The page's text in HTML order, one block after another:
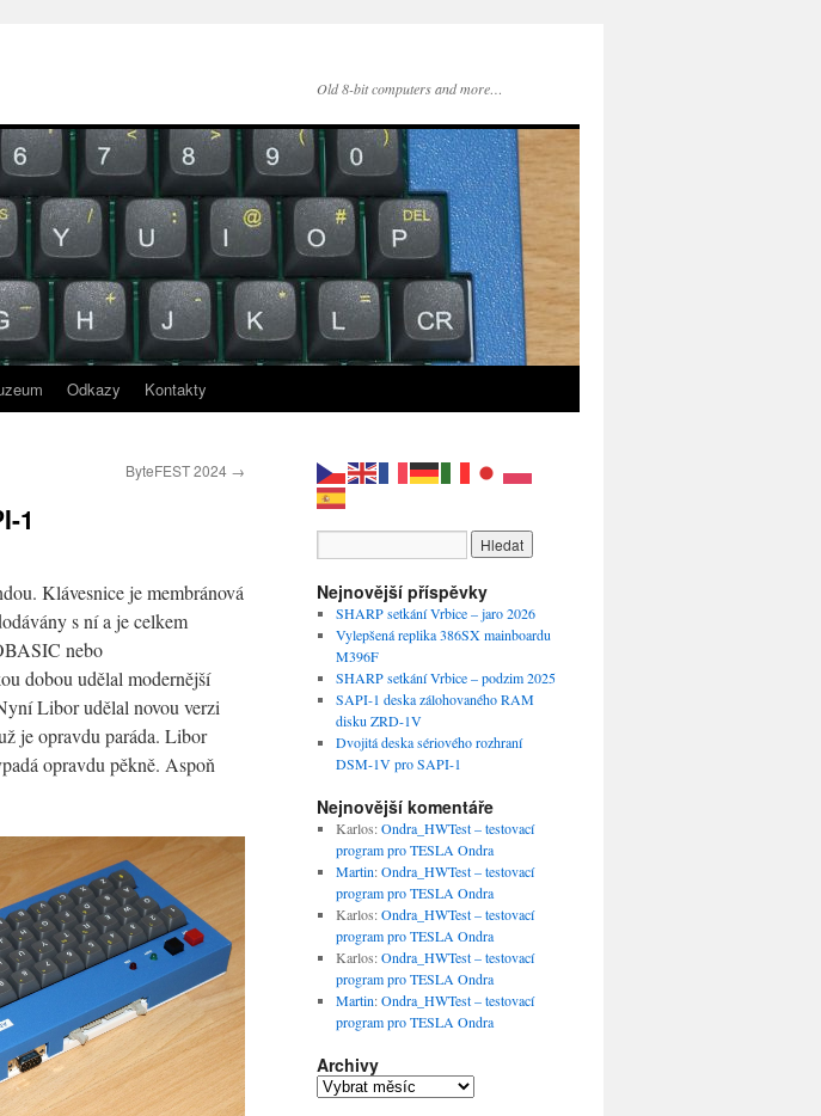
Old 8-bit computers and more…
Odkazy Kontakty
ByteFEST 2024 →
1
Klávesnice je membránová
s ní a je celkem
nebo
dobou udělal modernější
Libor udělal novou verzi
je opravdu paráda. Libor
opravdu pěkně. Aspoň
Nejnovější příspěvky
SHARP setkání Vrbice – jaro 2026
Vylepšená replika 386SX mainboardu
M396F
SHARP setkání Vrbice – podzim 2025
SAPI-1 deska zálohovaného RAM
disku ZRD-1V
Dvojitá deska sériového rozhraní
DSM-1V pro SAPI-1
Nejnovější komentáře
Karlos:Ondra_HWTest – testovací
program pro TESLA Ondra
Martin:Ondra_HWTest – testovací
program pro TESLA Ondra
Karlos:Ondra_HWTest – testovací
program pro TESLA Ondra
Karlos:Ondra_HWTest – testovací
program pro TESLA Ondra
Martin:Ondra_HWTest – testovací
program pro TESLA Ondra
Archivy
Archivy